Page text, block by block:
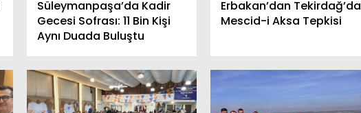
Süleymanpaşa’da Kadir
Gecesi Sofrası: 11 Bin Kişi
Aynı Duada Buluştu
Erbakan’dan Tekirdağ’da
Mescid-i Aksa Tepkisi